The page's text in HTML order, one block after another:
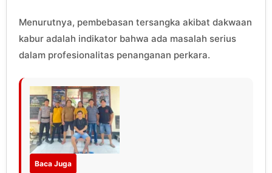
Menurutnya, pembebasan tersangka akibat dakwaan
kabur adalah indikator bahwa ada masalah serius
dalam profesionalitas penanganan perkara.
Baca Juga